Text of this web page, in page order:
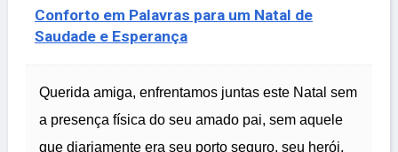
Conforto em Palavras para um Natal de
Saudade e Esperança
Querida amiga, enfrentamos juntas este Natal sem
a presença física do seu amado pai, sem aquele
que diariamente era seu porto seguro, seu herói.